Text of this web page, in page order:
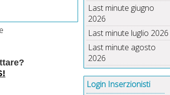
Last minute giugno
2026
Last minute luglio 2026
Last minute agosto
2026
Login Inserzionisti